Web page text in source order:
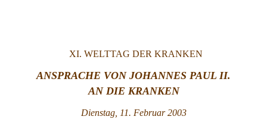
XI. WELTTAG DER KRANKEN
ANSPRACHE VON JOHANNES PAUL II.
AN DIE KRANKEN
Dienstag, 11. Februar 2003